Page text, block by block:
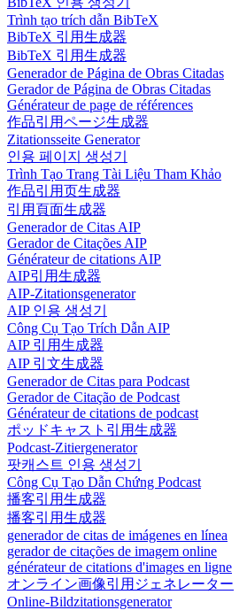
Trình tạo trích dẫn BibTeX
BibTeX 引用生成器
BibTeX 引用生成器
Generador de Página de Obras Citadas
Gerador de Página de Obras Citadas
Générateur de page de références
作品引用ページ生成器
Zitationsseite Generator
인용 페이지 생성기
Trình Tạo Trang Tài Liệu Tham Khảo
作品引用页生成器
引用頁面生成器
Generador de Citas AIP
Gerador de Citações AIP
Générateur de citations AIP
AIP引用生成器
AIP-Zitationsgenerator
AIP 인용 생성기
Công Cụ Tạo Trích Dẫn AIP
AIP 引用生成器
AIP 引文生成器
Generador de Citas para Podcast
Gerador de Citação de Podcast
Générateur de citations de podcast
ポッドキャスト引用生成器
Podcast-Zitiergenerator
팟캐스트 인용 생성기
Công Cụ Tạo Dẫn Chứng Podcast
播客引用生成器
播客引用生成器
generador de citas de imágenes en línea
gerador de citações de imagem online
générateur de citations d'images en ligne
オンライン画像引用ジェネレーター
Online-Bildzitationsgenerator